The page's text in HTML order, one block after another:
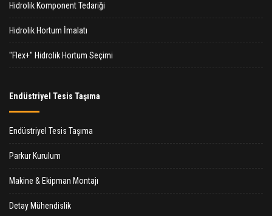
Hidrolik Komponent Tedariği
Hidrolik Hortum İmalatı
"Flex+" Hidrolik Hortum Seçimi
Endüstriyel Tesis Taşıma
Endüstriyel Tesis Taşıma
Parkur Kurulum
Makine & Ekipman Montajı
Detay Mühendislik